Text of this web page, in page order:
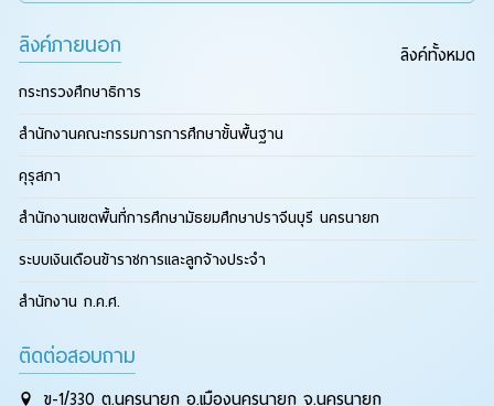
ลิงค์ภายนอก ลิงค์ทั้งหมด
กระทรวงศึกษาธิการ
สำนักงานคณะกรรมการการศึกษาขั้นพื้นฐาน
คุรุสภา
สำนักงานเขตพื้นที่การศึกษามัธยมศึกษาปราจีนบุรี นครนายก
ระบบเงินเดือนข้าราชการและลูกจ้างประจำ
สำนักงาน ก.ค.ศ.
ติดต่อสอบถาม
ข-1/330 ต.นครนายก อ.เมืองนครนายก จ.นครนายก